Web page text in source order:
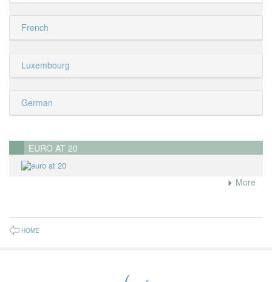
French
Luxembourg
German
EURO AT 20
More
HOME